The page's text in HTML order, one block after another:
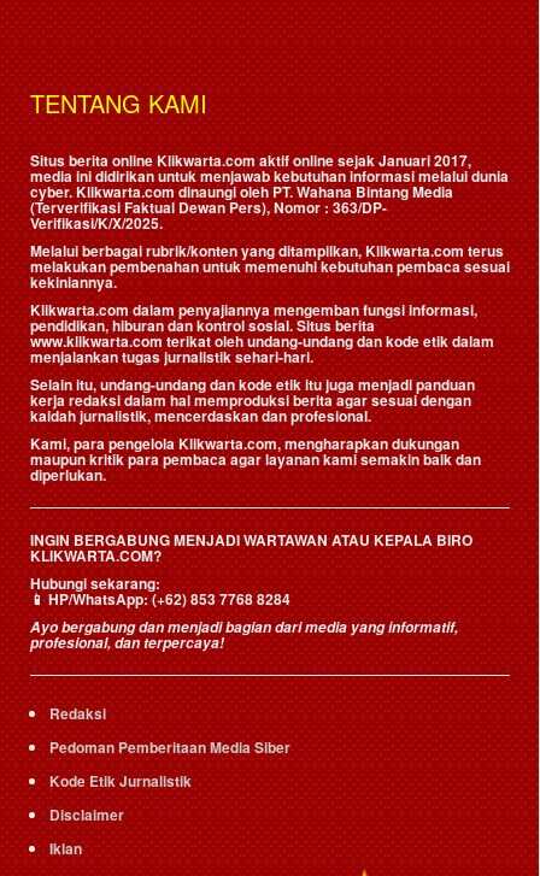
TENTANG KAMI
Situs berita online Klikwarta.com aktif online sejak Januari 2017,
media ini didirikan untuk menjawab kebutuhan informasi melalui dunia
cyber. Klikwarta.com dinaungi oleh PT. Wahana Bintang Media
(Terverifikasi Faktual Dewan Pers), Nomor : 363/DP-
Verifikasi/K/X/2025.
Melalui berbagai rubrik/konten yang ditampilkan, Klikwarta.com terus
melakukan pembenahan untuk memenuhi kebutuhan pembaca sesuai
kekiniannya.
Klikwarta.com dalam penyajiannya mengemban fungsi informasi,
pendidikan, hiburan dan kontrol sosial. Situs berita
www.klikwarta.com terikat oleh undang-undang dan kode etik dalam
menjalankan tugas jurnalistik sehari-hari.
Selain itu, undang-undang dan kode etik itu juga menjadi panduan
kerja redaksi dalam hal memproduksi berita agar sesuai dengan
kaidah jurnalistik, mencerdaskan dan profesional.
Kami, para pengelola Klikwarta.com, mengharapkan dukungan
maupun kritik para pembaca agar layanan kami semakin baik dan
diperlukan.
INGIN BERGABUNG MENJADI WARTAWAN ATAU KEPALA BIRO
KLIKWARTA.COM?
Hubungi sekarang:
📱HP/WhatsApp:(+62) 853 7768 8284
Ayo bergabung dan menjadi bagian dari media yang informatif,
profesional, dan terpercaya!
Redaksi
Pedoman Pemberitaan Media Siber
Kode Etik Jurnalistik
Disclaimer
Iklan